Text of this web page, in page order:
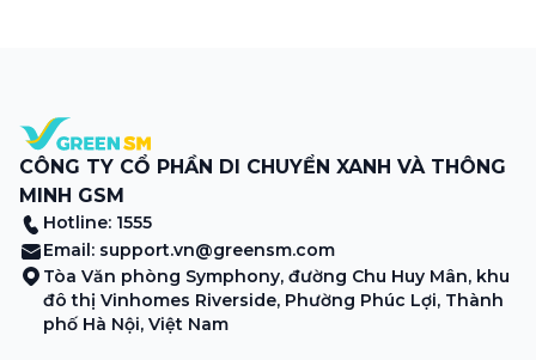
CÔNG TY CỔ PHẦN DI CHUYỂN XANH VÀ THÔNG
MINH GSM
Hotline: 1555
Email: support.vn@greensm.com
Tòa Văn phòng Symphony, đường Chu Huy Mân, khu
đô thị Vinhomes Riverside, Phường Phúc Lợi, Thành
phố Hà Nội, Việt Nam